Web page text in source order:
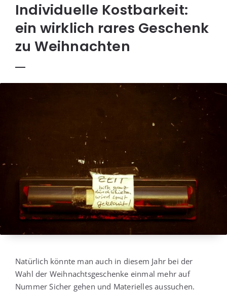
Individuelle Kostbarkeit:
ein wirklich rares Geschenk
zu Weihnachten
Natür­lich könn­te man auch in die­sem Jahr bei der
Wahl der Weih­nachts­ge­schen­ke ein­mal mehr auf
Num­mer Sicher gehen und Mate­ri­el­les aus­su­chen.